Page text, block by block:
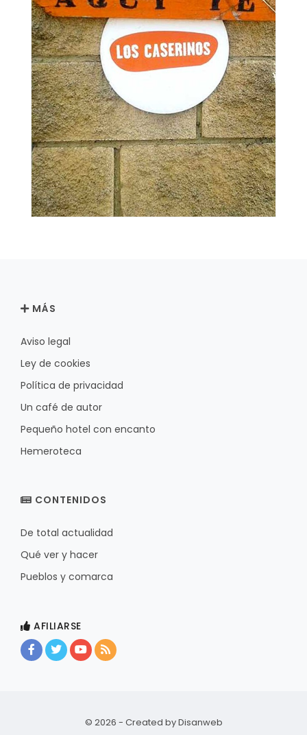
MÁS
Aviso legal
Ley de cookies
Política de privacidad
Un café de autor
Pequeño hotel con encanto
Hemeroteca
CONTENIDOS
De total actualidad
Qué ver y hacer
Pueblos y comarca
AFILIARSE
© 2026 - Created byDisanweb